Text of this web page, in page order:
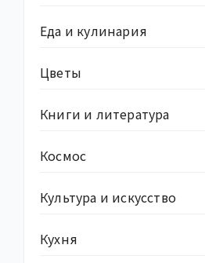
Еда и кулинария
Цветы
Книги и литература
Космос
Культура и искусство
Кухня